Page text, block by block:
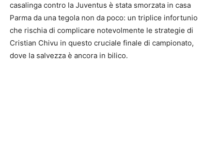
casalinga contro la Juventus è stata smorzata in casa
Parma da una tegola non da poco: un triplice infortunio
che rischia di complicare notevolmente le strategie di
Cristian Chivu in questo cruciale finale di campionato,
dove la salvezza è ancora in bilico.